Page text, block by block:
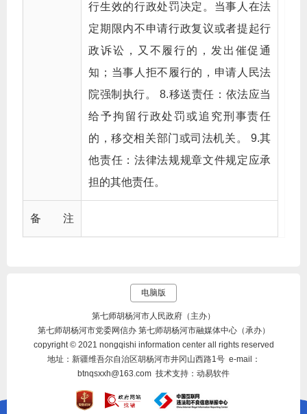
行生效的行政处罚决定。当事人在法
定期限内不申请行政复议或者提起行
政诉讼，又不履行的，发出催促通
知；当事人拒不履行的，申请人民法
院强制执行。 8.移送责任：依法应当
给予拘留行政处罚或追究刑事责任
的，移交相关部门或司法机关。 9.其
他责任：法律法规规章文件规定应承
担的其他责任。
备 注
电脑版
第七师胡杨河市人民政府（主办）
第七师胡杨河市党委网信办 第七师胡杨河市融媒体中心（承办）
copyright © 2021 nongqishi information center all rights reserved
地址：新疆维吾尔自治区胡杨河市井冈山西路1号 e-mail：
btnqsxxh@163.com 技术支持：动易软件